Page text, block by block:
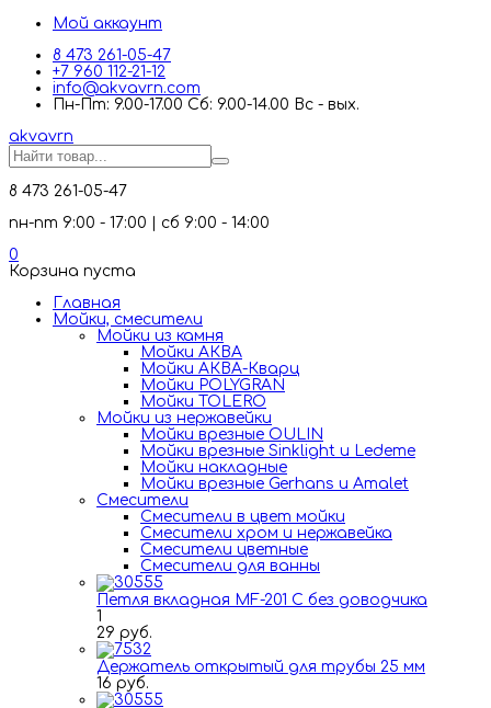
Мой аккаунт
8 473 261-05-47
+7 960 112-21-12
info@akvavrn.com
Пн-Пт: 9.00-17.00 Сб: 9.00-14.00 Вс - вых.
akvavrn
8 473 261-05-47
пн-пт 9:00 - 17:00 | сб 9:00 - 14:00
0
Корзина пуста
Главная
Мойки, смесители
Mойки из камня
Мойки АКВА
Мойки АКВА-Кварц
Мойки POLYGRAN
Мойки TOLERO
Мойки из нержавейки
Мойки врезные OULIN
Мойки врезные Sinklight и Ledeme
Мойки накладные
Мойки врезные Gerhans и Amalet
Смесители
Смесители в цвет мойки
Смесители хром и нержавейка
Смесители цветные
Смесители для ванны
Петля вкладная MF-201 C без доводчика
1
29 руб.
Держатель открытый для трубы 25 мм
16 руб.